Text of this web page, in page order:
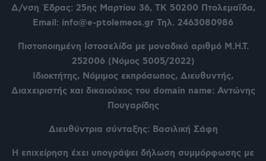
Δ/νση Έδρας: 25ης Μαρτίου 36, ΤΚ 50200 Πτολεμαΐδα,
Email: info@e-ptolemeos.gr Τηλ. 2463080986
Πιστοποιημένη Ιστοσελίδα με μοναδικό αριθμό Μ.Η.Τ.
252006 (Νόμος 5005/2022)
Ιδιοκτήτης, Νόμιμος εκπρόσωπος, Διευθυντής,
Διαχειριστής και δικαιούχος του domain name: Αντώνης
Πουγαρίδης
Διευθύντρια σύνταξης: Βασιλική Σάφη
Η επιχείρηση έχει υπογράψει δήλωση συμμόρφωσης με